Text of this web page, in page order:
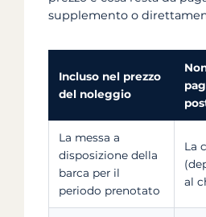
supplemento o
Incluso nel prezzo
del noleggio
La messa a
disposizione della
barca per il
periodo prenotato
La
al